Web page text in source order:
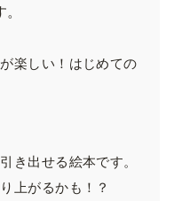
楽しい！はじめての
き出せる絵本です。
上がるかも！？